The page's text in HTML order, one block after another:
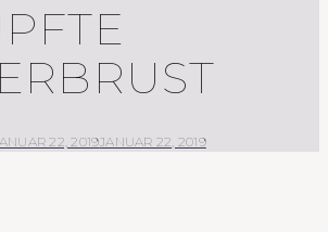
22, 2019JANUAR 22, 2019